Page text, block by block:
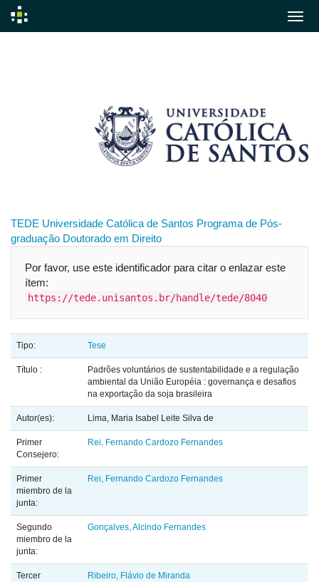
TEDE Universidade Católica de Santos Programa de Pós-
graduação Doutorado em Direito
Por favor, use este identificador para citar o enlazar este
ítem:
https://tede.unisantos.br/handle/tede/8040
Tipo: Tese
Título :
Padrões voluntários de sustentabilidade e a regulação
ambiental da União Européia : governança e desafios
na exportação da soja brasileira
Autor(es): Lima, Maria Isabel Leite Silva de
Primer
Consejero:
Rei, Fernando Cardozo Fernandes
Primer
miembro de la
junta:
Rei, Fernando Cardozo Fernandes
Segundo
miembro de la
junta:
Gonçalves, Alcindo Fernandes
Tercer
Ribeiro, Flávio de Miranda